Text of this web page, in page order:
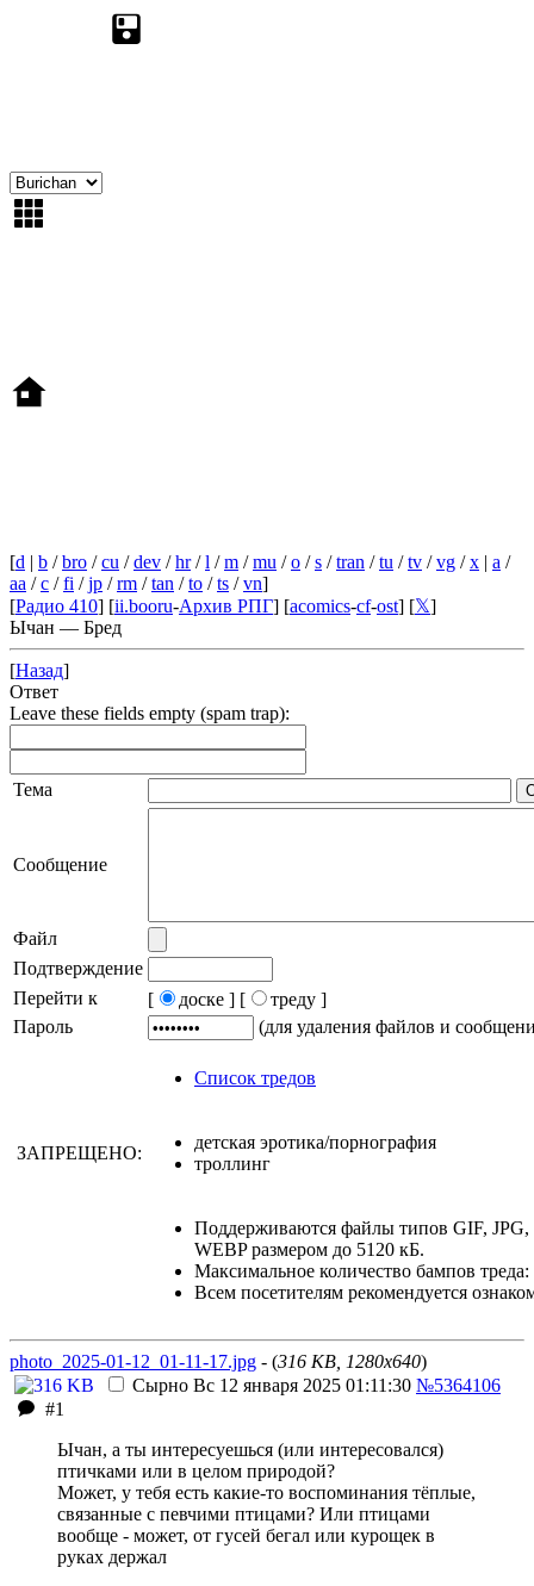
[d | b /bro /cu /dev /hr/l /m /mu /o /s /tran /tu /tv /vg /x | a /
aa /c /fi /jp /rm /tan /to /ts /vn]
[Радио 410] [ii.booru-Архив РПГ] [acomics-cf-ost] [𝕏]
Ычан — Бред
[Назад]
Ответ
Leave these fields empty (spam trap):
Тема
Сообщение
Файл
Подтверждение
Перейти к
[ доске ] [
треду ]
Пароль
(для удаления файлов и
Список тредов
ЗАПРЕЩЕНО:
детская эротика/порнография
троллинг
Поддерживаются файлы типов GIF,
WEBP размером до 5120 кБ.
Максимальное количество бампов треда:
Всем посетителям рекомендуется
photo_2025-01-12_01-11-17.jpg - (316 KB, 1280x640)
Сырно Вс 12 января 2025 01:11:30 №5364106
#1
Ычан, а ты интересуешься (или интересовался)
птичками или в целом природой?
Может, у тебя есть какие-то воспоминания тёплые,
связанные с певчими птицами? Или птицами
вообще - может, от гусей бегал или курощек в
руках держал